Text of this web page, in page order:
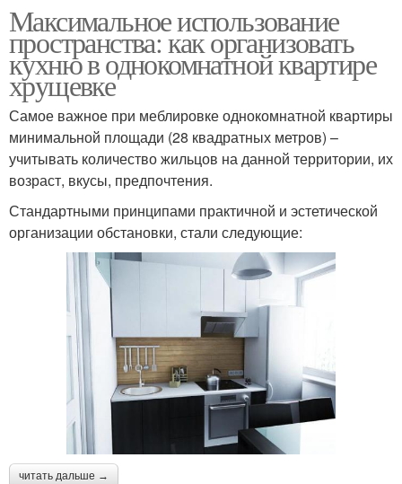
Максимальное использование
пространства: как организовать
кухню в однокомнатной квартире
хрущевке
Самое важное при меблировке однокомнатной квартиры
минимальной площади (28 квадратных метров) –
учитывать количество жильцов на данной территории, их
возраст, вкусы, предпочтения.
Стандартными принципами практичной и эстетической
организации обстановки, стали следующие:
читать дальше →